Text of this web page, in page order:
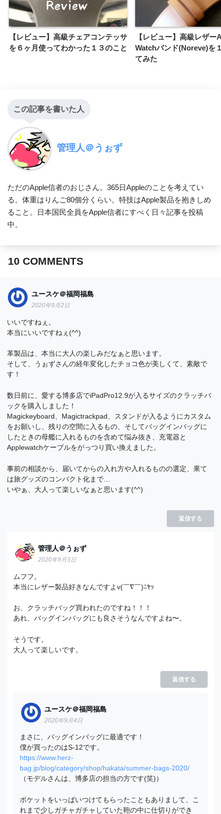
【レビュー】高級チェアコンテッサ
を６ヶ月使ってわかった１３のこと
【レビュー】高級レザー
Watchバンド(Noreve)を
てみた
この記事を書いた人
管理人＠うぉず
ただのApple信者のおじさん。365日Appleのことを考えてい
る。体重はりんご80個分くらい。特技はApple製品を抱きしめ
ること。日本国民全員をApple信者にすべく日々記事を投稿
中。
10 COMMENTS
ユースケ＠福岡福島
2020年9月2日
いいですねぇ。
本当にいいですねぇ(^^)
革製品は、本当に大人の楽しみだなぁと思います。
そして、うぉずさんの経年変化したチョコ色が美しくて、素敵で
す！
数日前に、愛する博多店でiPadPro12.9が入るサイズのクラッチバ
ックを購入しました！
Magickeyboard、Magictrackpad、スタンドが入るようにカスタム
をお願いし、残りの空間に入るもの、そしてバッグインバッグに
したときの母艦に入れるものを含めて悩み抜き、充電器と
Applewatchケーブルをがっつり買い換えました。
事前の相談から、届いてからの入れ方や入れるものの選定、果て
は旅グッズのコンパクト化まで…
いやぁ、大人って楽しいなぁと思います(^^)
返信する
管理人＠うぉず
2020年9月3日
ムフフ。
本当にレザー製品好きなんですよv(￣∇￣)ﾆﾔｯ
お、クラッチバッグ買われたのですね！！！
あれ、バッグインバッグにも良さそうなんですよね〜。
そうです。
大人って楽しいです。
返信する
ユースケ＠福岡福島
2020年9月4日
まさに、バッグインバッグに最適です！
僕が買ったのはS-12です。
https://www.herz-
bag.jp/blog/category/shop/hakata/summer-bags-2020/
（モデルさんは、博多店の担当の方です(笑)）
ポケットをいっぱいつけてもらったこともありまして、こ
れまで少しガチャガチャしていた鞄の中に仕切りができ